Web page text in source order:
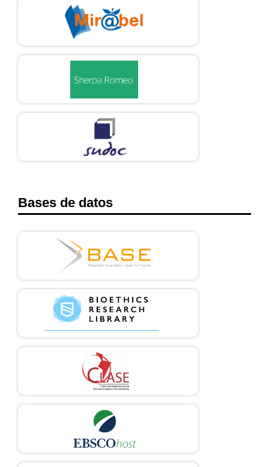
López E. La culpa fue de Hipócrates. Aten Primaria. 2004
[consultado 08 de noviembre de 2023]; 34(9): 482-483.
Disponible en:https://www.elsevier.es/es-revista-atencion-
Cortés M, Rodríguez J, Rodríguez M, del Río J, Vigil P. Año
Internacional de Aristóteles: recordando los aportes a la medicina
y a la biología humana de esta gran polímata. Rev. méd. Chile.
2016 [consultado 08 de noviembre de 2023]; 144(11):1497-1501.
http://doi.org/10.4067/S0034-
Bases de datos